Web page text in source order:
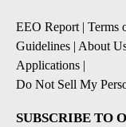
EEO Report| Terms
Guidelines | About
Applications |
Do Not Sell My
SUBSCRIBE TO